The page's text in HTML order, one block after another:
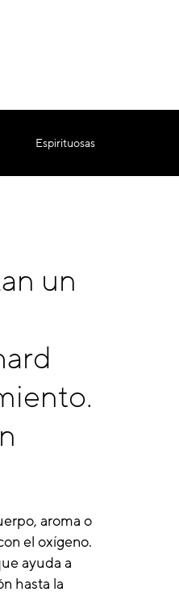
Espirituosas
un
aroma o
el oxígeno.
ayuda a
hasta la